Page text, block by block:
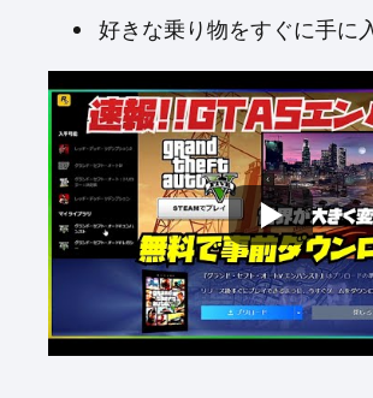
好きな乗り物をすぐに手に